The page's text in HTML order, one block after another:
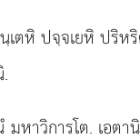
เตหิ ปจฺจเยหิ ปริห
มหาวิการโต. เอ